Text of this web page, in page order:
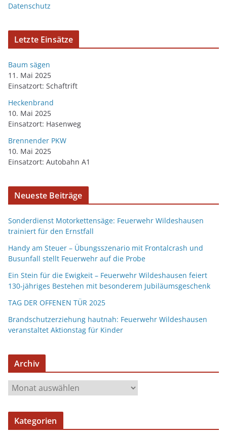
Datenschutz
Letzte Einsätze
Baum sägen
11. Mai 2025
Einsatzort: Schaftrift
Heckenbrand
10. Mai 2025
Einsatzort: Hasenweg
Brennender PKW
10. Mai 2025
Einsatzort: Autobahn A1
Neueste Beiträge
Sonderdienst Motorkettensäge: Feuerwehr Wildeshausen
trainiert für den Ernstfall
Handy am Steuer – Übungsszenario mit Frontalcrash und
Busunfall stellt Feuerwehr auf die Probe
Ein Stein für die Ewigkeit – Feuerwehr Wildeshausen feiert
130-jähriges Bestehen mit besonderem Jubiläumsgeschenk
TAG DER OFFENEN TÜR 2025
Brandschutzerziehung hautnah: Feuerwehr Wildeshausen
veranstaltet Aktionstag für Kinder
Archiv
Kategorien